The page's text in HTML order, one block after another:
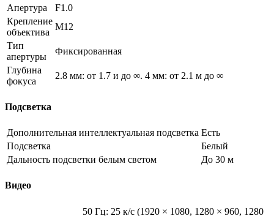
Апертура
F1.0
Крепление
объектива
M12
Тип
апертуры
Фиксированная
Глубина
фокуса
2.8 мм: от 1.7 и до ∞. 4 мм: от 2.1 м до ∞
Подсветка
Дополнительная интеллектуальная подсветка Есть
Подсветка
Белый
Дальность подсветки белым светом
До 30 м
Видео
50 Гц: 25 к/с (1920 × 1080, 1280 × 960, 1280